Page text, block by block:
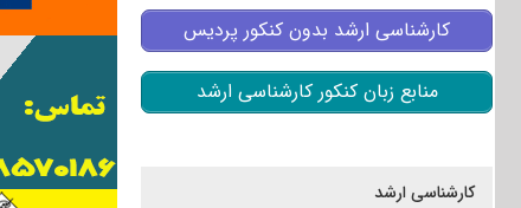
کارشناسی ارشد بدون کنکور پردیس
منابع زبان کنکور کارشناسی ارشد
کارشناسی ارشد